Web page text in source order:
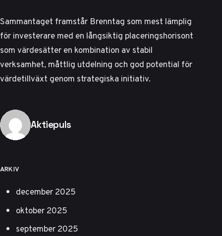
Sammantaget framstår Brenntag som mest lämplig
för investerare med en långsiktig placeringshorisont
som värdesätter en kombination av stabil
verksamhet, måttlig utdelning och god potential för
värdetillväxt genom strategiska initiativ.
Publicerad av
Aktiepuls
ARKIV
december 2025
oktober 2025
september 2025